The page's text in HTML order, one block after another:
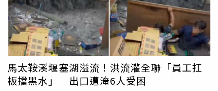
內容包含泡麵、乾糧、甜粥、飲用水及拖鞋等，並承諾將依
照縣府需求持續供應，協助地方民眾度過難關。花蓮地處多
山且常受颱風影響，堰塞湖與土石流的潛在危險時刻威脅居
民安全，專家提醒，未來若遇到類似豪雨或颱風來襲，居民
應隨時注意官方警示，避免前往河川或山區活動，以降低意
外風險。
馬太鞍溪堰塞湖溢流！洪流灌全聯「員工扛
板擋黑水」 出口遭淹6人受困